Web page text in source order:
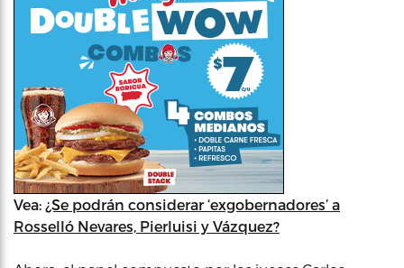
Vea: ¿Se podrán considerar ‘exgobernadores’ a
Rosselló Nevares, Pierluisi y Vázquez?